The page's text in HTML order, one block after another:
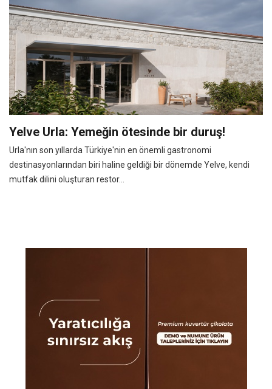
Yelve Urla: Yemeğin ötesinde bir duruş!
Urla'nın son yıllarda Türkiye'nin en önemli gastronomi
destinasyonlarından biri haline geldiği bir dönemde Yelve, kendi
mutfak dilini oluşturan restor...